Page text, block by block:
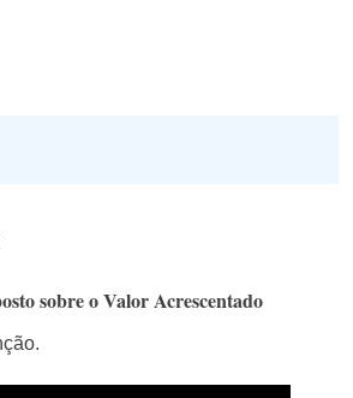
sobre o Valor Acrescentado​